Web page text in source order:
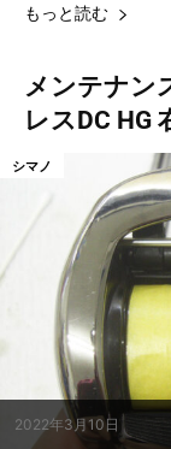
もっと読む
メンテナン
レスDC HG
2022年3月10日
シマノ